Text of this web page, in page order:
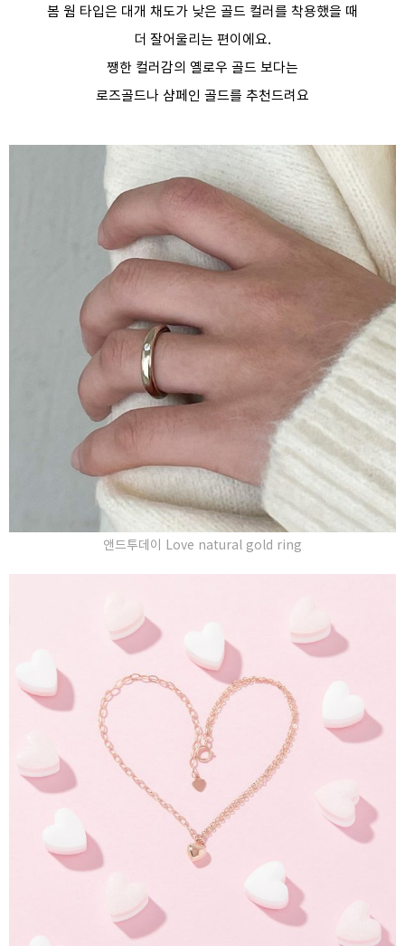
봄 웜 타입은 대개 채도가 낮은 골드 컬러를 착용했을 때
더 잘어울리는 편이에요.
쨍한 컬러감의 옐로우 골드 보다는
로즈골드나 샴페인 골드를 추천드려요
앤드투데이 Love natural gold ring